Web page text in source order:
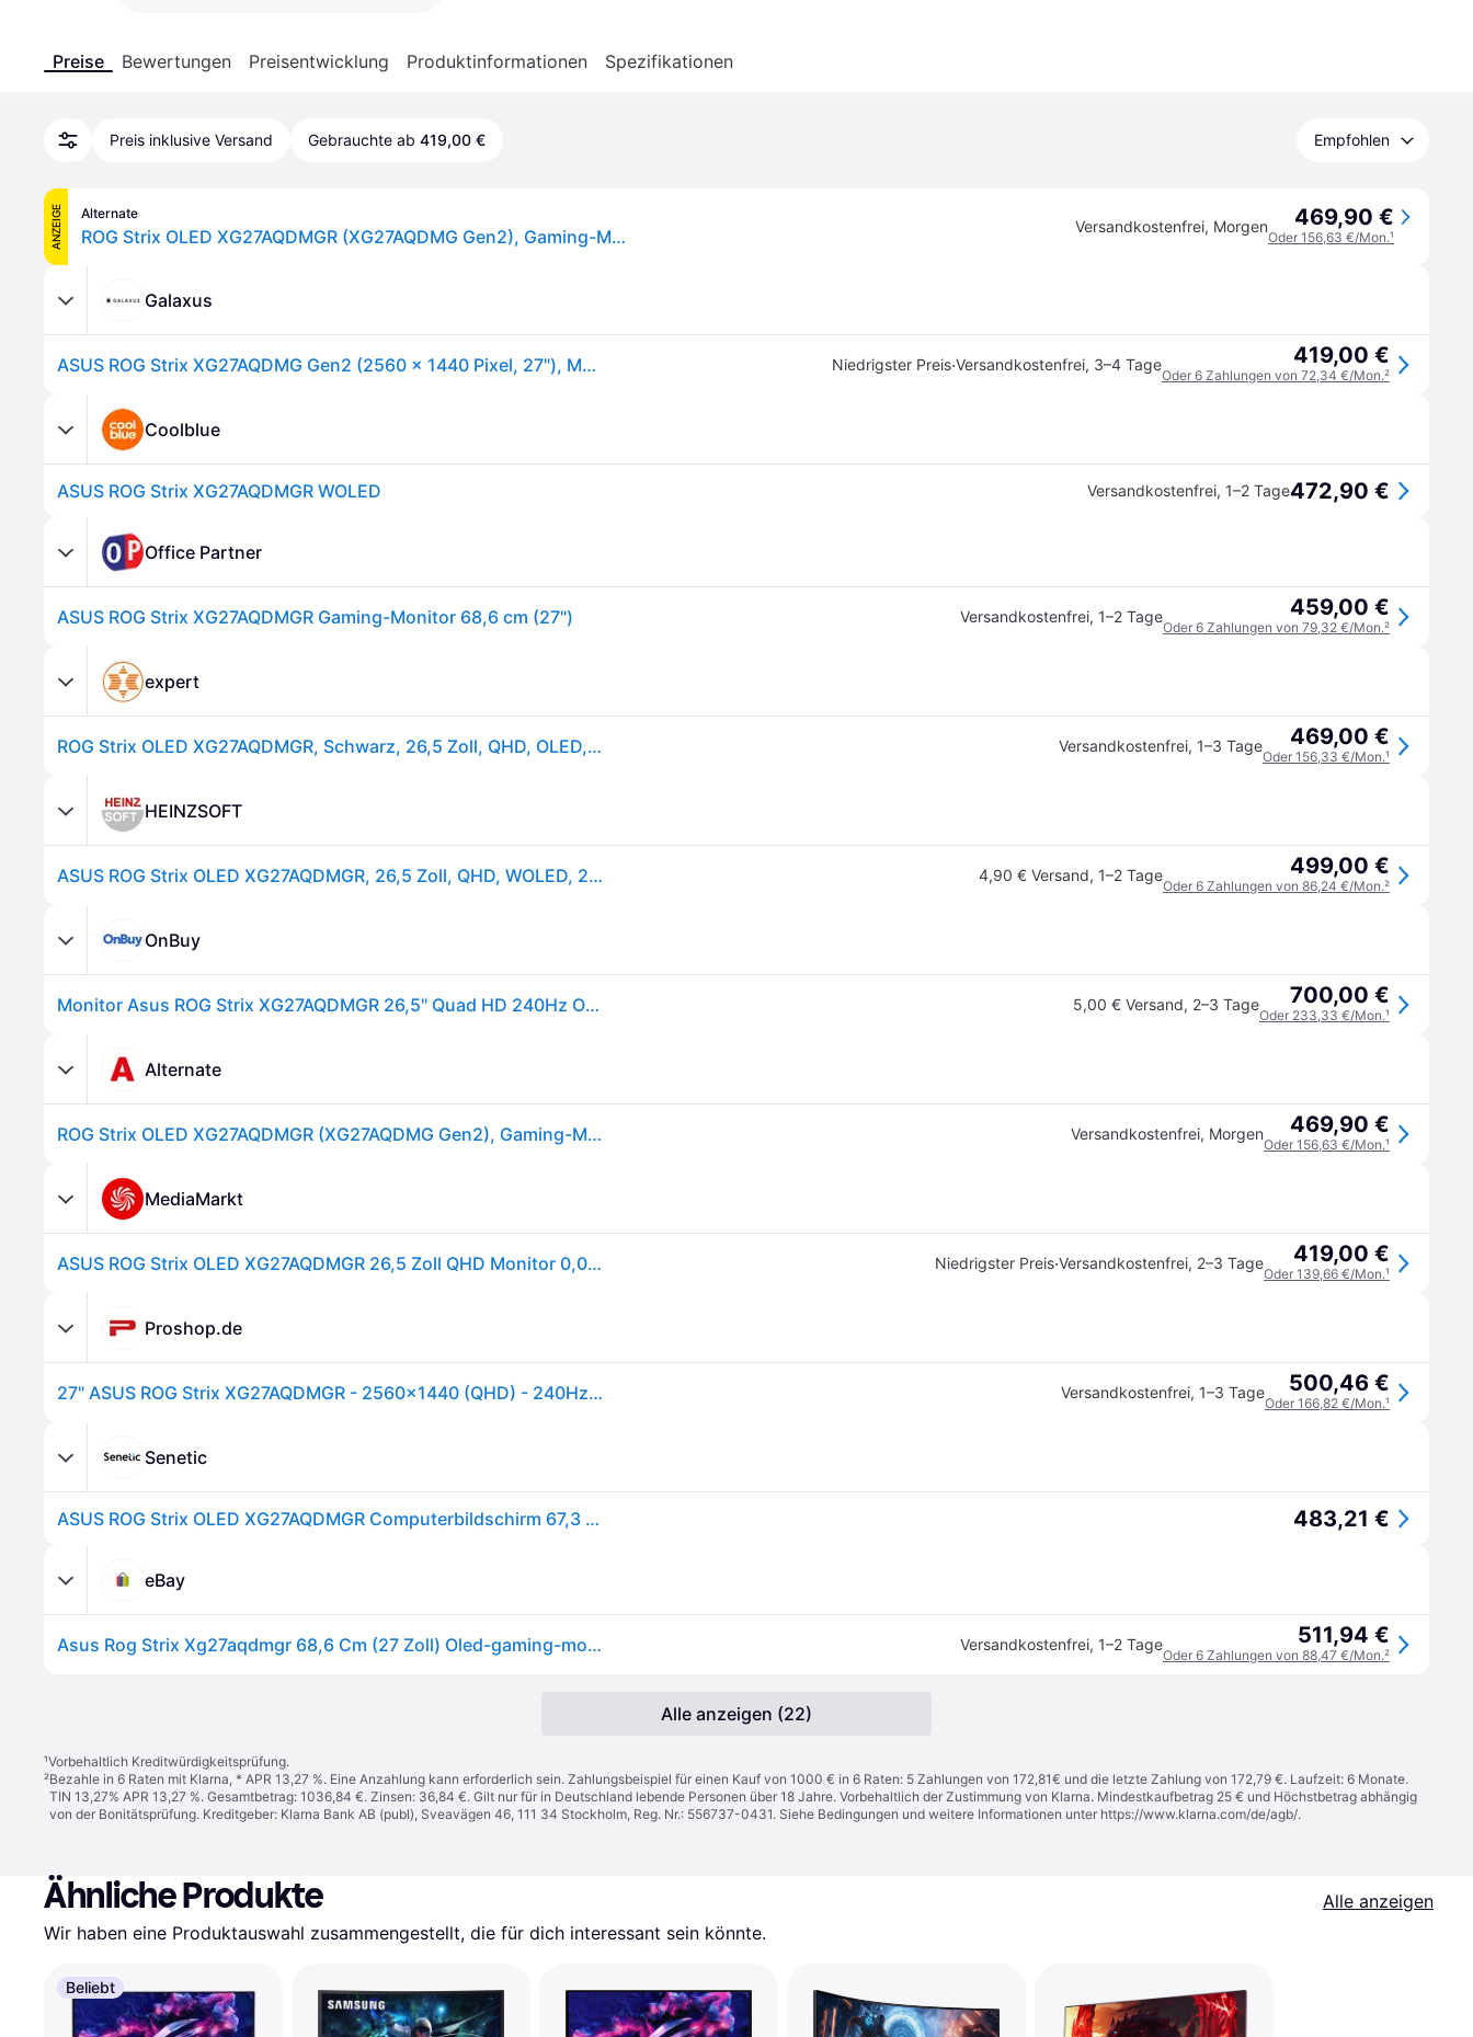
Preise Bewertungen Preisentwicklung Produktinformationen Spezifikationen
Preis inklusive Versand Gebrauchte ab 419,00 € Empfohlen
ANZEIGE Alternate
ROG Strix OLED XG27AQDMGR (XG27AQDMG Gen2), Gaming-Monitor Versandkostenfrei, Morgen 469,90 €
Oder 156,63 €/Mon.¹
Galaxus
ASUS ROG Strix XG27AQDMG Gen2 (2560 x 1440 Pixel, 27"), Monitor, Schwarz Niedrigster Preis·Versandkostenfrei, 3–4 Tage 419,00 €
Oder 6 Zahlungen von 72,34 €/Mon.²
Coolblue
ASUS ROG Strix XG27AQDMGR WOLED Versandkostenfrei, 1–2 Tage472,90 €
Office Partner
ASUS ROG Strix XG27AQDMGR Gaming-Monitor 68,6 cm (27") Versandkostenfrei, 1–2 Tage 459,00 €
Oder 6 Zahlungen von 79,32 €/Mon.²
expert
ROG Strix OLED XG27AQDMGR, Schwarz, 26,5 Zoll, QHD, OLED, 240 Hz, 0,03 ms Versandkostenfrei, 1–3 Tage 469,00 €
Oder 156,33 €/Mon.¹
HEINZSOFT
ASUS ROG Strix OLED XG27AQDMGR, 26,5 Zoll, QHD, WOLED, 240Hz, 0,03ms, HDR10 4,90 € Versand, 1–2 Tage 499,00 €
Oder 6 Zahlungen von 86,24 €/Mon.²
OnBuy
Monitor Asus ROG Strix XG27AQDMGR 26,5" Quad HD 240Hz OLED 0,03ms G-SYNC FreeSync HDR10 5,00 € Versand, 2–3 Tage 700,00 €
Oder 233,33 €/Mon.¹
Alternate
ROG Strix OLED XG27AQDMGR (XG27AQDMG Gen2), Gaming-Monitor Versandkostenfrei, Morgen 469,90 €
Oder 156,63 €/Mon.¹
MediaMarkt
ASUS ROG Strix OLED XG27AQDMGR 26,5 Zoll QHD Monitor 0,03 ms Reaktionszeit 240 Hz Niedrigster Preis·Versandkostenfrei, 2–3 Tage 419,00 €
Oder 139,66 €/Mon.¹
Proshop.de
27" ASUS ROG Strix XG27AQDMGR - 2560x1440 (QHD) - 240Hz - OLED Versandkostenfrei, 1–3 Tage 500,46 €
Oder 166,82 €/Mon.¹
Senetic
ASUS ROG Strix OLED XG27AQDMGR Computerbildschirm 67,3 90LM0CC0-B01171 483,21 €
eBay
Asus Rog Strix Xg27aqdmgr 68,6 Cm (27 Zoll) Oled-gaming-monitor 240hz Versandkostenfrei, 1–2 Tage 511,94 €
Oder 6 Zahlungen von 88,47 €/Mon.²
Alle anzeigen (22)
¹Vorbehaltlich Kreditwürdigkeitsprüfung.
²Bezahle in 6 Raten mit Klarna, * APR 13,27 %. Eine Anzahlung kann erforderlich sein. Zahlungsbeispiel für einen Kauf von 1000 € in 6 Raten: 5 Zahlungen von 172,81€ und die letzte Zahlung von 172,79 €. Laufzeit: 6 Monate.
TIN 13,27% APR 13,27 %. Gesamtbetrag: 1036,84 €. Zinsen: 36,84 €. Gilt nur für in Deutschland lebende Personen über 18 Jahre. Vorbehaltlich der Zustimmung von Klarna. Mindestkaufbetrag 25 € und Höchstbetrag abhängig
von der Bonitätsprüfung. Kreditgeber: Klarna Bank AB (publ), Sveavägen 46, 111 34 Stockholm, Reg. Nr.: 556737-0431. Siehe Bedingungen und weitere Informationen unter https://www.klarna.com/de/agb/.
Ähnliche Produkte
Alle anzeigen
Wir haben eine Produktauswahl zusammengestellt, die für dich interessant sein könnte.
Beliebt